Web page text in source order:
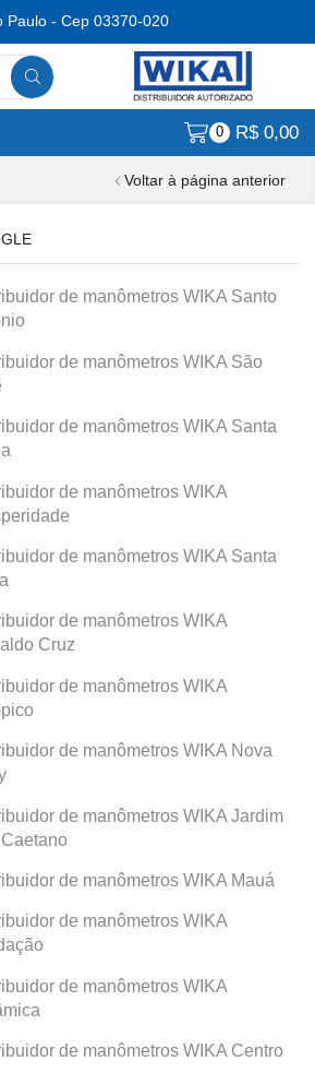
Paulo - Cep 03370-020
0 R$0,00
Voltar à página anterior
de manômetros WIKA Santo
de manômetros WIKA São
de manômetros WIKA Santa
de manômetros WIKA
de manômetros WIKA Santa
de manômetros WIKA
Cruz
de manômetros WIKA
de manômetros WIKA Nova
de manômetros WIKA Jardim
de manômetros WIKA Mauá
de manômetros WIKA
de manômetros WIKA
de manômetros WIKA Centro